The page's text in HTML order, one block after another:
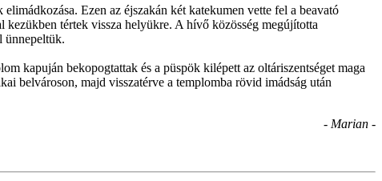
Ezen az éjszakán két katekumen vette fel a beavató
kezükben tértek vissza helyükre. A hívő közösség megújította
ünnepeltük.
kapuján bekopogtattak és a püspök kilépett az oltáriszentséget maga
belvároson, majd visszatérve a templomba rövid imádság után
- Marian -